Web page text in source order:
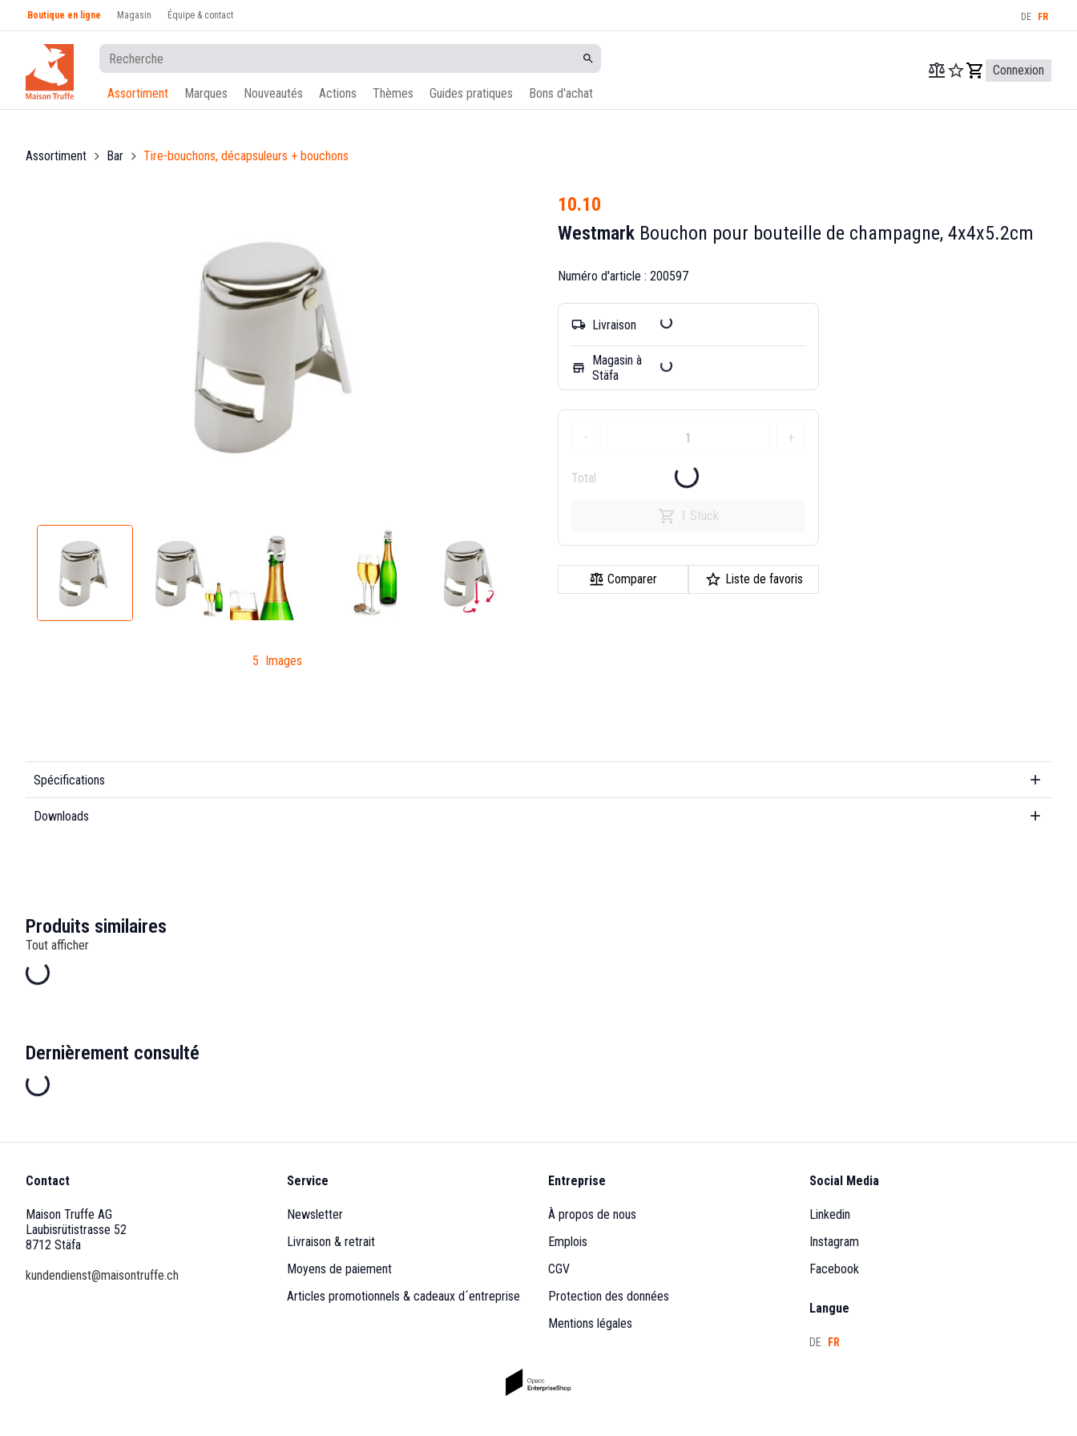
Boutique en ligne Magasin Équipe & contact DE FR
Assortiment Marques Nouveautés Actions Thèmes Guides pratiques Bons d'achat
Connexion
Assortiment Bar Tire-bouchons, décapsuleurs + bouchons
5 Images
10.10
Westmark Bouchon pour bouteille de champagne, 4x4x5.2cm
Numéro d'article : 200597
local_shipping Livraison
store
Magasin à
Stäfa
- +
Total
1 Stück
Comparer Liste de favoris
Spécifications
Downloads
Produits similaires
Tout afficher
Dernièrement consulté
Contact
Maison Truffe AG
Laubisrütistrasse 52
8712 Stäfa
kundendienst@maisontruffe.ch
Service
Newsletter
Livraison & retrait
Moyens de paiement
Articles promotionnels & cadeaux d´entreprise
Entreprise
À propos de nous
Emplois
CGV
Protection des données
Mentions légales
Social Media
Linkedin
Instagram
Facebook
Langue
DE FR